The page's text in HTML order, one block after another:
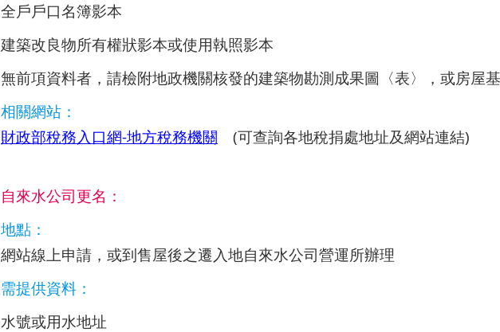
全戶戶口名簿影本
建築改良物所有權狀影本或使用執照影本
無前項資料者，請檢附地政機關核發的建築物勘測成果圖〈表〉，或房屋基
相關網站：
財政部稅務入口網-地方稅務機關 (可查詢各地稅捐處地址及網站連結)
自來水公司更名：
地點：
網站線上申請，或到售屋後之遷入地自來水公司營運所辦理
需提供資料：
水號或用水地址